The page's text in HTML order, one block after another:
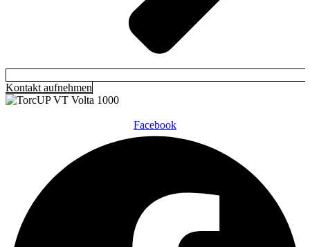
Kontakt aufnehmen
Facebook